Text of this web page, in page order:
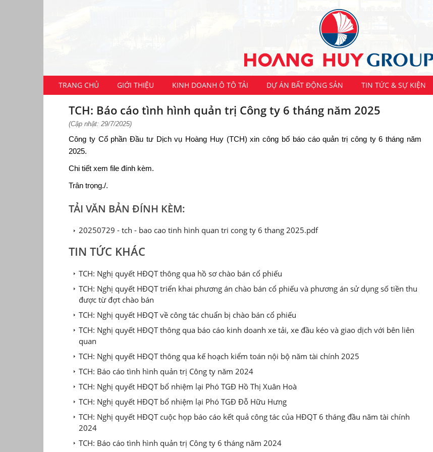
TRANG CHỦ GIỚI THIỆU KINH DOANH Ô TÔ TẢI DỰ ÁN BẤT ĐỘNG SẢN TIN TỨC & SỰ KIỆN
TCH: Báo cáo tình hình quản trị Công ty 6 tháng năm 2025
(Cập nhật: 29/7/2025)
Công ty Cổ phần Đầu tư Dịch vụ Hoàng Huy (TCH) xin công bố báo cáo quản trị công ty 6 tháng năm
2025.
Chi tiết xem file đính kèm.
Trân trọng./.
TẢI VĂN BẢN ĐÍNH KÈM:
20250729 - tch - bao cao tinh hinh quan tri cong ty 6 thang 2025.pdf
TIN TỨC KHÁC
TCH: Nghị quyết HĐQT thông qua hồ sơ chào bán cổ phiếu
TCH: Nghị quyết HĐQT triển khai phương án chào bán cổ phiếu và phương án sử dụng số tiền thu
được từ đợt chào bán
TCH: Nghị quyết HĐQT về công tác chuẩn bị chào bán cổ phiếu
TCH: Nghị quyết HĐQT thông qua báo cáo kinh doanh xe tải, xe đầu kéo và giao dịch với bên liên
quan
TCH: Nghị quyết HĐQT thông qua kế hoạch kiểm toán nội bộ năm tài chính 2025
TCH: Báo cáo tình hình quản trị Công ty năm 2024
TCH: Nghị quyết HĐQT bổ nhiệm lại Phó TGĐ Hồ Thị Xuân Hoà
TCH: Nghị quyết HĐQT bổ nhiệm lại Phó TGĐ Đỗ Hữu Hưng
TCH: Nghị quyết HĐQT cuộc họp báo cáo kết quả công tác của HĐQT 6 tháng đầu năm tài chính
2024
TCH: Báo cáo tình hình quản trị Công ty 6 tháng năm 2024